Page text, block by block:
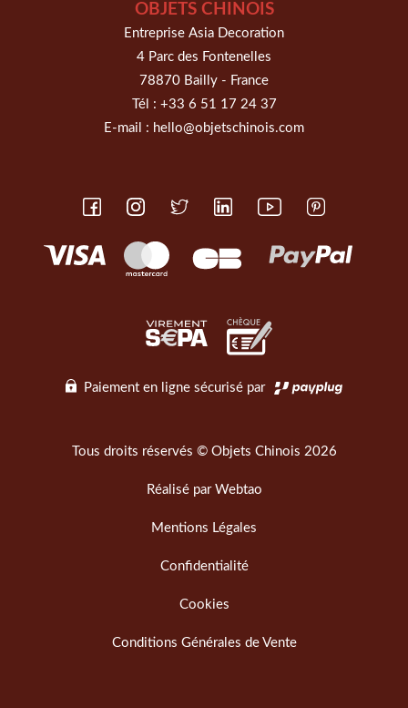
OBJETS CHINOIS
Entreprise Asia Decoration
4 Parc des Fontenelles
78870 Bailly - France
Tél : +33 6 51 17 24 37
E-mail : hello@objetschinois.com
Paiement en ligne sécurisé par
Tous droits réservés © Objets Chinois 2026
Réalisé par Webtao
Mentions Légales
Confidentialité
Cookies
Conditions Générales de Vente